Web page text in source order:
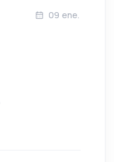
09 ene. 2025